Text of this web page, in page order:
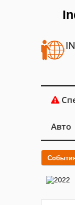
Авто